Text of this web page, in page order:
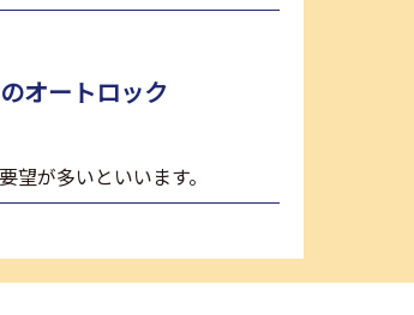
オートロック
望が多いといいます。